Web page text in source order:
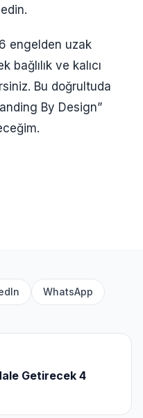
engelden uzak
bağlılık ve kalıcı
Bu doğrultuda
By Design”
WhatsApp
Getirecek 4